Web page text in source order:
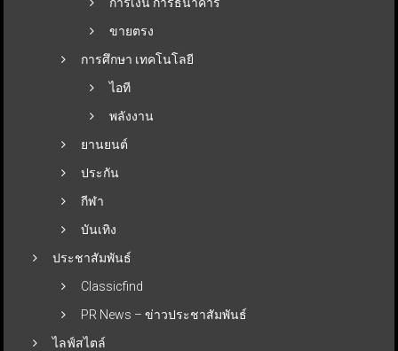
ขายตรง
การศึกษา เทคโนโลยี
ไอที
พลังงาน
ยานยนต์
ประกัน
กีฬา
บันเทิง
ประชาสัมพันธ์
Classicfind
PR News – ข่าวประชาสัมพันธ์
ไลฟ์สไตล์